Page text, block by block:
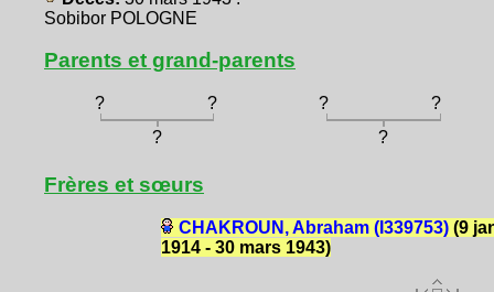
Sobibor POLOGNE
Parents et grand-parents
? ? ?
?
?
?
Frères et sœurs
CHAKROUN, Abraham (I339753)(9
1914 - 30 mars 1943)